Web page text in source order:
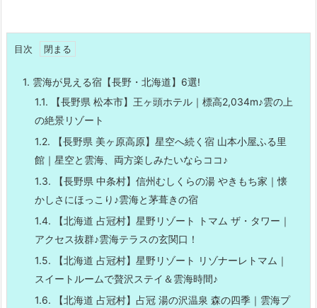
目次
1. 雲海が見える宿【長野・北海道】6選!
1.1. 【長野県 松本市】王ヶ頭ホテル｜標高2,034m♪雲の上
の絶景リゾート
1.2. 【長野県 美ヶ原高原】星空へ続く宿 山本小屋ふる里
館｜星空と雲海、両方楽しみたいならココ♪
1.3. 【長野県 中条村】信州むしくらの湯 やきもち家｜懐
かしさにほっこり♪雲海と茅葺きの宿
1.4. 【北海道 占冠村】星野リゾート トマム ザ・タワー｜
アクセス抜群♪雲海テラスの玄関口！
1.5. 【北海道 占冠村】星野リゾート リゾナーレトマム｜
スイートルームで贅沢ステイ＆雲海時間♪
1.6. 【北海道 占冠村】占冠 湯の沢温泉 森の四季｜雲海プ